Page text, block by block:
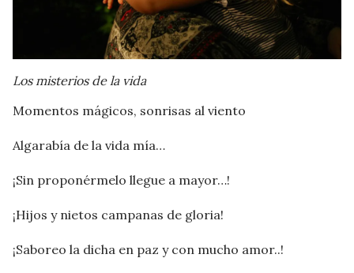
Los misterios de la vida
Momentos mágicos, sonrisas al viento
Algarabía de la vida mía…
¡Sin proponérmelo llegue a mayor…!
¡Hijos y nietos campanas de gloria!
¡Saboreo la dicha en paz y con mucho amor..!